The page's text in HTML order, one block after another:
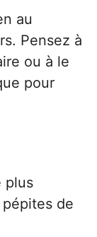
au
Pensez à
ou à le
pour
plus
de